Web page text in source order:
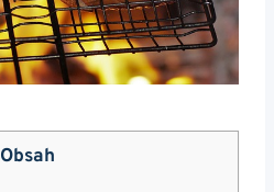
Obsah